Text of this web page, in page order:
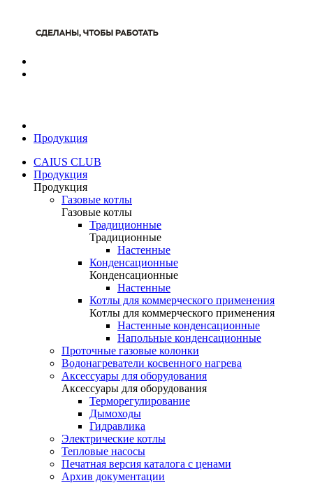
Продукция
CAIUS CLUB
Продукция
Продукция
Газовые котлы
Газовые котлы
Традиционные
Традиционные
Настенные
Конденсационные
Конденсационные
Настенные
Котлы для коммерческого применения
Котлы для коммерческого применения
Настенные конденсационные
Напольные конденсационные
Проточные газовые колонки
Водонагреватели косвенного нагрева
Аксессуары для оборудования
Аксессуары для оборудования
Терморегулирование
Дымоходы
Гидравлика
Электрические котлы
Тепловые насосы
Печатная версия каталога с ценами
Архив документации